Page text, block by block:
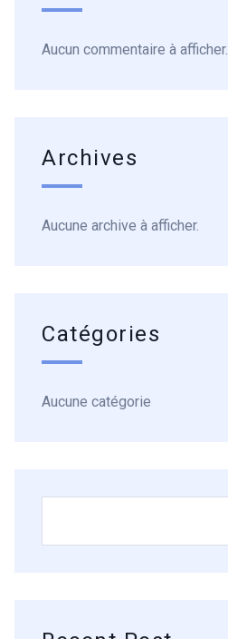
Aucun commentaire à afficher.
Archives
Aucune archive à afficher.
Catégories
Aucune catégorie